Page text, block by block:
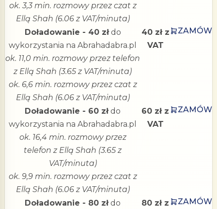
ok. 3,3 min. rozmowy przez czat z
Ellą Shah (6.06 z VAT/minuta)
Doładowanie - 40 złdo
wykorzystania na Abrahadabra.pl
ok. 11,0 min. rozmowy przez telefon
z Ellą Shah (3.65 z VAT/minuta)
ok. 6,6 min. rozmowy przez czat z
Ellą Shah (6.06 z VAT/minuta)
40 zł z
VAT
ZAMÓW
Doładowanie - 60 złdo
wykorzystania na Abrahadabra.pl
ok. 16,4 min. rozmowy przez
telefon z Ellą Shah (3.65 z
VAT/minuta)
ok. 9,9 min. rozmowy przez czat z
Ellą Shah (6.06 z VAT/minuta)
60 zł z
VAT
ZAMÓW
Doładowanie - 80 złdo 80 zł z ZAMÓW